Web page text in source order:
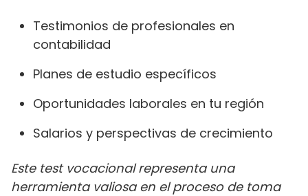
Testimonios de profesionales en
contabilidad
Planes de estudio específicos
Oportunidades laborales en tu región
Salarios y perspectivas de crecimiento
Este test vocacional representa una
herramienta valiosa en el proceso de toma